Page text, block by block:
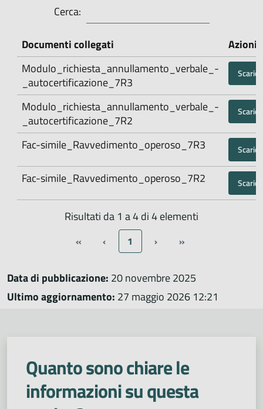
Cerca:
Documenti collegati
Azioni
Modulo_richiesta_annullamento_verbale_-
_autocertificazione_7R3
Scarica
Modulo_richiesta_annullamento_verbale_-
_autocertificazione_7R2
Scarica
Fac-simile_Ravvedimento_operoso_7R3 Scarica
Fac-simile_Ravvedimento_operoso_7R2 Scarica
Risultati da 1 a 4 di 4 elementi
« ‹ 1 › »
Data di pubblicazione: 20 novembre 2025
Ultimo aggiornamento: 27 maggio 2026 12:21
Quanto sono chiare le
informazioni su questa